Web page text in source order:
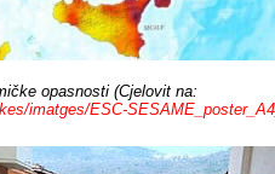
opasnosti (Cjelovit na:
imatges/ESC-